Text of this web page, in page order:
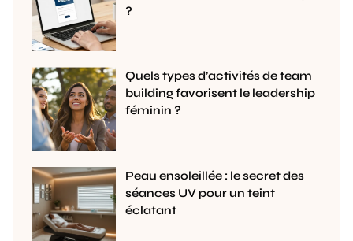
?
Quels types d’activités de team
building favorisent le leadership
féminin ?
Peau ensoleillée : le secret des
séances UV pour un teint
éclatant